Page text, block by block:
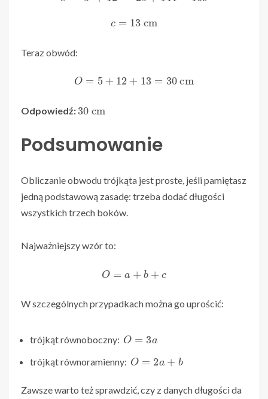
c =13cm
Teraz obwód:
O =5 + 12 +13= 30 cm
Odpowiedź: 30
Podsumowanie
Obliczanie obwodu trójkąta jest proste, jeśli pamiętasz
jedną podstawową zasadę: trzeba dodać długości
wszystkich trzech boków.
Najważniejszy wzór to:
O=a + b+ c
W szczególnych przypadkach można go uprościć:
trójkąt równoboczny: O= a
trójkąt równoramienny: O= a+
Zawsze warto też sprawdzić, czy z danych długości da